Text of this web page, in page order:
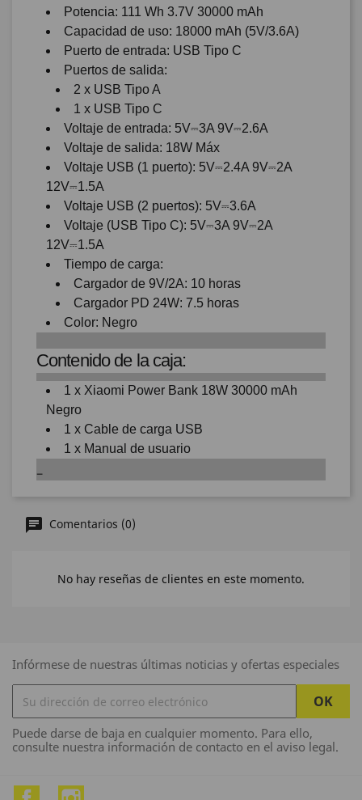
Potencia: 111 Wh 3.7V 30000 mAh
Capacidad de uso: 18000 mAh (5V/3.6A)
Puerto de entrada: USB Tipo C
Puertos de salida:
2 x USB Tipo A
1 x USB Tipo C
Voltaje de entrada: 5V⎓3A 9V⎓2.6A
Voltaje de salida: 18W Máx
Voltaje USB (1 puerto): 5V⎓2.4A 9V⎓2A
12V⎓1.5A
Voltaje USB (2 puertos): 5V⎓3.6A
Voltaje (USB Tipo C): 5V⎓3A 9V⎓2A
12V⎓1.5A
Tiempo de carga:
Cargador de 9V/2A: 10 horas
Cargador PD 24W: 7.5 horas
Color: Negro
Contenido de la caja:
1 x Xiaomi Power Bank 18W 30000 mAh
Negro
1 x Cable de carga USB
1 x Manual de usuario
Comentarios (0)
No hay reseñas de clientes en este momento.
Infórmese de nuestras últimas noticias y ofertas especiales
Puede darse de baja en cualquier momento. Para ello,
consulte nuestra información de contacto en el aviso legal.
Facebook